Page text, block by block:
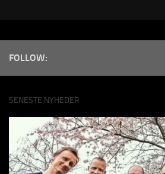
FOLLOW:
SENESTE NYHEDER